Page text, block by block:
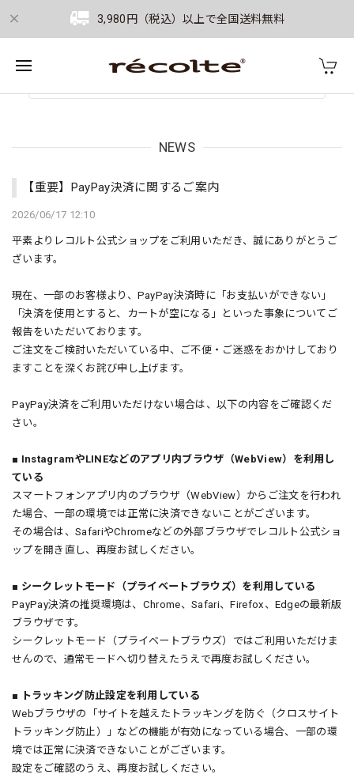
3,980円（税込）以上で全国送料無料
NEWS
【重要】PayPay決済に関するご案内
2026/06/17 12:10
平素よりレコルト公式ショップをご利用いただき、誠にありがとうご
ざいます。
現在、一部のお客様より、PayPay決済時に「お支払いができない」
「決済を使用とすると、カートが空になる」といった事象についてご
報告をいただいております。
ご注文をご検討いただいている中、ご不便・ご迷惑をおかけしており
ますことを深くお詫び申し上げます。
PayPay決済をご利用いただけない場合は、以下の内容をご確認くだ
さい。
■ InstagramやLINEなどのアプリ内ブラウザ（WebView）を利用し
ている
スマートフォンアプリ内のブラウザ（WebView）からご注文を行われ
た場合、一部の環境では正常に決済できないことがございます。
その場合は、SafariやChromeなどの外部ブラウザでレコルト公式ショ
ップを開き直し、再度お試しください。
■ シークレットモード（プライベートブラウズ）を利用している
PayPay決済の推奨環境は、Chrome、Safari、Firefox、Edgeの最新版
ブラウザです。
シークレットモード（プライベートブラウズ）ではご利用いただけま
せんので、通常モードへ切り替えたうえで再度お試しください。
■ トラッキング防止設定を利用している
Webブラウザの「サイトを越えたトラッキングを防ぐ（クロスサイト
トラッキング防止）」などの機能が有効になっている場合、一部の環
境では正常に決済できないことがございます。
設定をご確認のうえ、再度お試しください。